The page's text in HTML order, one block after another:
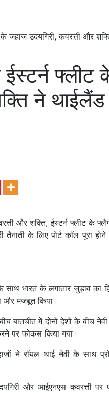
जहाज उदयगिरी, कवरत्ती और
फ्लीट
ने थाईलैंड
और शक्ति, ईस्टर्न फ्लीट
तैनाती के लिए पोर्ट कॉल पूरा
के साथ भारत के लगातार जुड़ाव
और मजबूत किया।
बातचीत में दोनों देशों के बीच
पर फोकस किया गया।
ने रॉयल थाई नेवी के साथ
और आईएनएस कवरत्ती